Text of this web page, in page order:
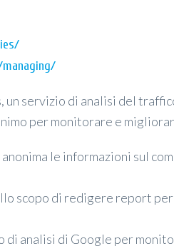
servizio di analisi del
per monitorare e
le informazioni sul
scopo di redigere report
analisi di Google per